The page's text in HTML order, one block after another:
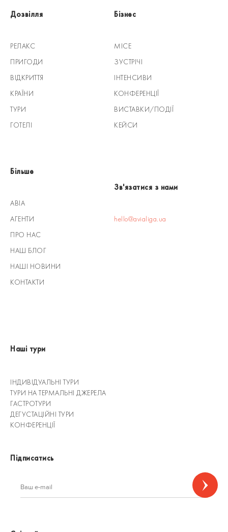
Дозвілля
РЕЛАКС
ПРИГОДИ
ВІДКРИТТЯ
КРАЇНИ
ТУРИ
ГОТЕЛІ
Бізнес
MICE
ЗУСТРІЧІ
ІНТЕНСИВИ
КОНФЕРЕНЦІЇ
ВИСТАВКИ/ПОДІЇ
КЕЙСИ
Більше
АВІА
АГЕНТИ
ПРО НАС
НАШ БЛОГ
НАШІ НОВИНИ
КОНТАКТИ
Зв'язатися з нами
hello@avialiga.ua
Наші тури
ІНДИВІДУАЛЬНІ ТУРИ
ТУРИ НА ТЕРМАЛЬНІ ДЖЕРЕЛА
ГАСТРОТУРИ
ДЕГУСТАЦІЙНІ ТУРИ
КОНФЕРЕНЦІЇ
Підписатись